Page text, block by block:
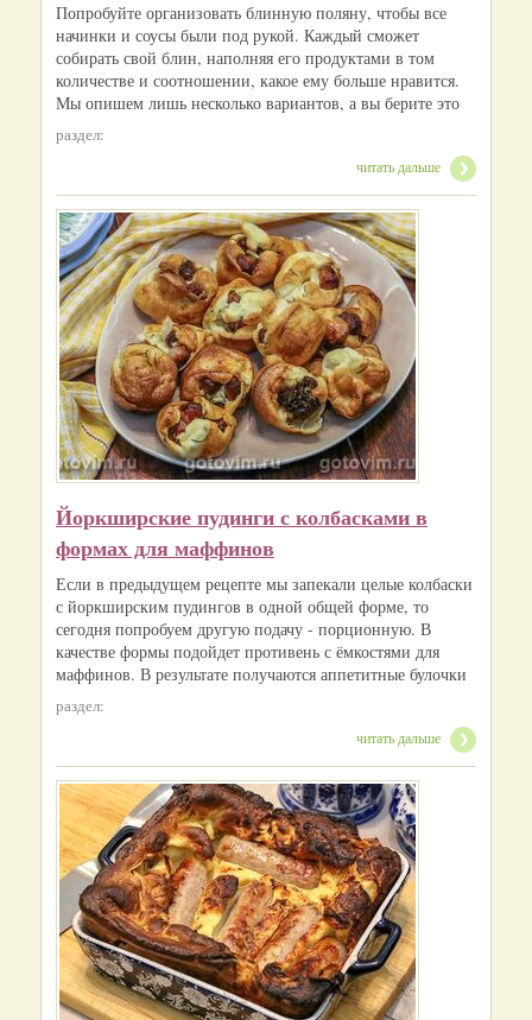
Попробуйте организовать блинную поляну, чтобы все
начинки и соусы были под рукой. Каждый сможет
собирать свой блин, наполняя его продуктами в том
количестве и соотношении, какое ему больше нравится.
Мы опишем лишь несколько вариантов, а вы берите это
раздел:
читать дальше
Йоркширские пудинги с колбасками в
формах для маффинов
Если в предыдущем рецепте мы запекали целые колбаски
с йоркширским пудингов в одной общей форме, то
сегодня попробуем другую подачу - порционную. В
качестве формы подойдет противень с ёмкостями для
маффинов. В результате получаются аппетитные булочки
раздел:
читать дальше